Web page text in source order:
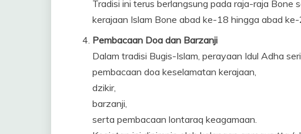
Tradisi ini terus berlangsung pada raja-raja Bone
kerajaan Islam Bone abad ke-18 hingga abad
Pembacaan Doa dan Barzanji
Dalam tradisi Bugis-Islam, perayaan Idul Adha
pembacaan doa keselamatan kerajaan,
dzikir,
barzanji,
serta pembacaan lontaraq keagamaan.